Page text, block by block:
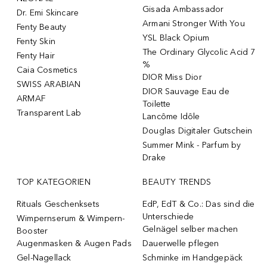
Dr. Emi Skincare
Fenty Beauty
Fenty Skin
Fenty Hair
Caia Cosmetics
SWISS ARABIAN
ARMAF
Transparent Lab
Gisada Ambassador
Armani Stronger With You
YSL Black Opium
The Ordinary Glycolic Acid 7
%
DIOR Miss Dior
DIOR Sauvage Eau de
Toilette
Lancôme Idôle
Douglas Digitaler Gutschein
Summer Mink - Parfum by
Drake
TOP KATEGORIEN
Rituals Geschenksets
Wimpernserum & Wimpern-
Booster
Augenmasken & Augen Pads
Gel-Nagellack
BEAUTY TRENDS
EdP, EdT & Co.: Das sind die
Unterschiede
Gelnägel selber machen
Dauerwelle pflegen
Schminke im Handgepäck